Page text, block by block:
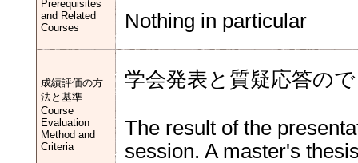
Prerequisites
and Related
Courses
Nothing in particular
成績評価の方
法と基準
Course
Evaluation
Method and
Criteria
学会発表と質疑応答の
The result of the
session. A master's